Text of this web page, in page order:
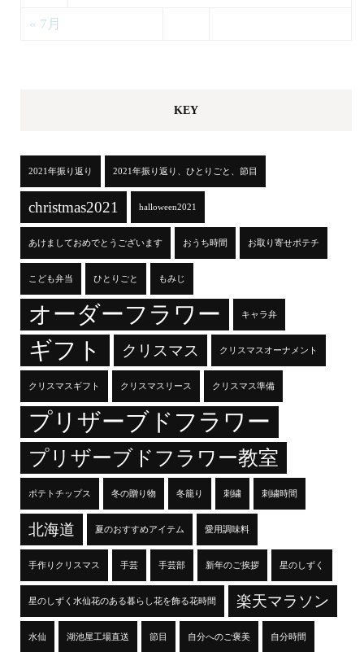
« 7月
KEY
2021年振り返り 2021年振り返り、ひとりごと、節目
christmas2021 halloween2021
あけましておめでとうございます おうち時間 お取り寄せポテチ
こども弁当 ひとりごと もみじ
オーダーフラワー キャラ弁
ギフト クリスマス クリスマスオーナメント
クリスマスギフト クリスマスリース クリスマス準備
プリザーブドフラワー
プリザーブドフラワー教室
ポテトチップス 冬の贈り物 冬籠り 刺繍 刺繍時間
北海道 夏のおすすめアイテム 愛用調味料
手作りクリスマス 手芸 手芸部 新年のご挨拶 星のしずく
星のしずく水仙花のある暮らし花を飾る花時間 楽天マラソン
水仙 湖池屋工場直送 節目 自分へのご褒美 自分時間